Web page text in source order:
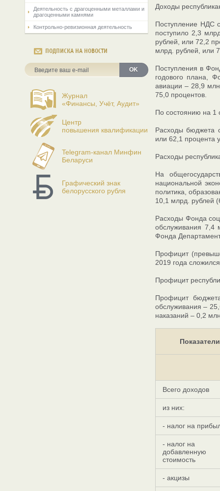
Деятельность с драгоценными металлами и
драгоценными камнями
Контрольно-ревизионная деятельность
ПОДПИСКА НА НОВОСТИ
OK
Журнал
«Финансы, Учёт, Аудит»
Центр
повышения квалификации
Telegram-канал Минфин
Беларуси
Графический знак
белорусского рубля
Доходы
Поступление НДС
поступило 2,3
рублей, или 72,2
млрд. рублей, или
Поступления в
годового плана,
авиации – 28,9
75,0 процентов.
По состоянию на 1
Расходы бюджета
или 62,1 процента
Расходы
На
национальной
политика,
10,1 млрд. рублей
Расходы Фонда
обслуживания 7,4
Фонда
Профицит
2019 года
Профицит
Профицит
обслуживания –
наказаний – 0,2
Показатели
Всего доходов
из них:
- налог на
- налог на
добавленную
стоимость
- акцизы